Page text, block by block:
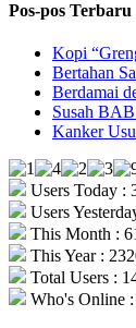
Pos-pos Terbaru
Kopi
Bertahan
Berdamai
Susah
Kanker
Users Today :
Users
This Month :
This Year :
Total Users :
Who's Online